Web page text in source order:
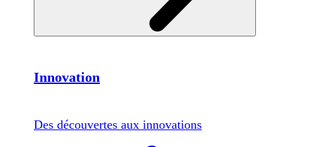
Innovation
Des découvertes aux innovations